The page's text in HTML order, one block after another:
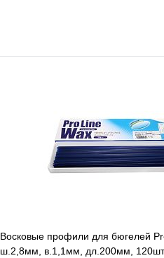
Восковые профили для бюгелей
ш.2,8мм, в.1,1мм, дл.200мм, 120шт